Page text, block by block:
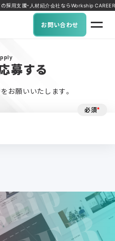
採用支援・人材紹介会社ならWorkship CAREER
お問い合わせ
募する
お願いいたします。
必須*